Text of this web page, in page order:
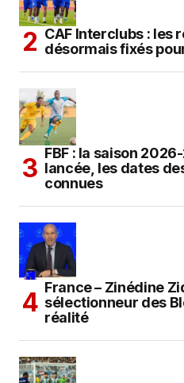
CAF Interclubs : les
désormais fixés
FBF : la saison
lancée, les dates
connues
France – Zinédine
sélectionneur des
réalité